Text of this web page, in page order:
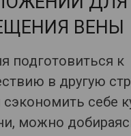
ВЕНЫ
подготовиться к
в другую
себе
можно